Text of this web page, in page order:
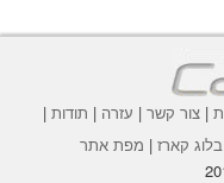
|צור קשר | עזרה | תודות |
בלוג קארז | מפת אתר